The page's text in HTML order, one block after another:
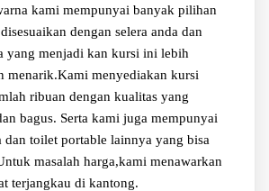
kami mempunyai banyak pilihan
dengan selera anda dan
yang menjadi kan kursi ini lebih
menarik.Kami menyediakan kursi
ribuan dengan kualitas yang
bagus. Serta kami juga mempunyai
dan toilet portable lainnya yang bisa
masalah harga,kami menawarkan
terjangkau di kantong.